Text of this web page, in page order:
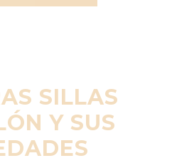
SILLAS
Y SUS